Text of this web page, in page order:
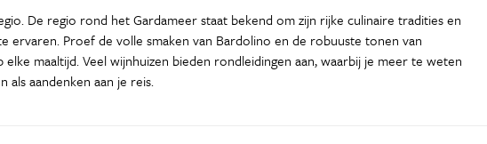
De regio rond het Gardameer staat bekend om zijn rijke culinaire tradities en
ervaren. Proef de volle smaken van Bardolino en de robuuste tonen van
maaltijd. Veel wijnhuizen bieden rondleidingen aan, waarbij je meer te weten
aandenken aan je reis.